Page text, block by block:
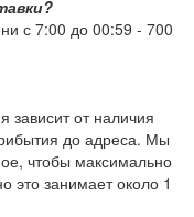
с 7:00 до 00:59 - 700
зависит от наличия
до адреса. Мы
чтобы максимально
это занимает около 1